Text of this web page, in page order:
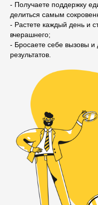
- Получаете поддержку
делиться самым
- Растете каждый день и
вчерашнего;
- Бросаете себе вызовы и
результатов.